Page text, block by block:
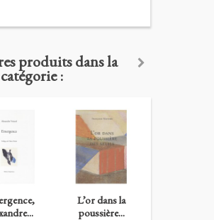
produits dans la
:
L’or dans la
poussière...